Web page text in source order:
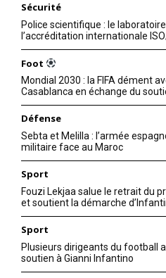
Sécurité
Police scientifique : le
l’accréditation internationale
Foot
Mondial 2030 : la FIFA dément
Casablanca en échange du
Défense
Sebta et Melilla : l’armée
militaire face au Maroc
Sport
Fouzi Lekjaa salue le retrait du
et soutient la démarche
Sport
Plusieurs dirigeants du football
soutien à Gianni Infantino